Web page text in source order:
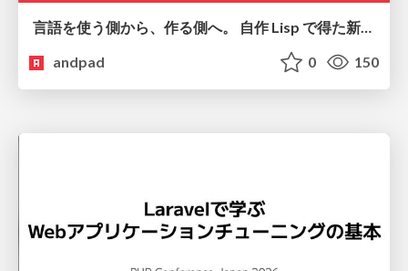
andpad
0 150